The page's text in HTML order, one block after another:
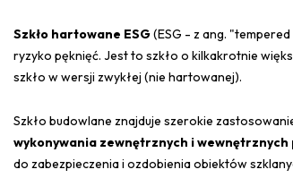
Szkło hartowane ESG(ESG - z ang.
ryzyko pęknięć. Jest to szkło o kilkakrotnie
szkło w wersji zwykłej (nie hartowanej).
Szkło budowlane znajduje szerokie
wykonywania zewnętrznych i
do zabezpieczenia i ozdobienia obiektów